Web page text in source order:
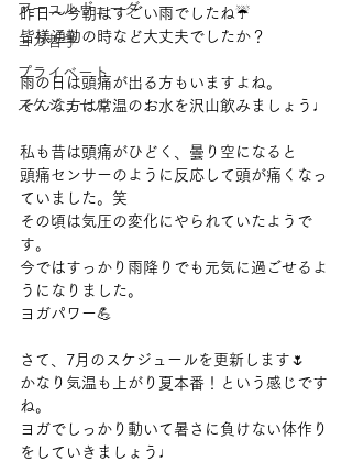
アーユルヴェーダ
ヨガ哲学
プライベート
スケジュール
昨日〜今朝はすごい雨でしたね☔️
皆様通勤の時など大丈夫でしたか？
雨の日は頭痛が出る方もいますよね。
そんな方は常温のお水を沢山飲みましょう♩
私も昔は頭痛がひどく、曇り空になると
頭痛センサーのように反応して頭が痛くなっ
ていました。笑
その頃は気圧の変化にやられていたようで
す。
今ではすっかり雨降りでも元気に過ごせるよ
うになりました。
ヨガパワー💪
さて、7月のスケジュールを更新します🌷
かなり気温も上がり夏本番！という感じです
ね。
ヨガでしっかり動いて暑さに負けない体作り
をしていきましょう♩